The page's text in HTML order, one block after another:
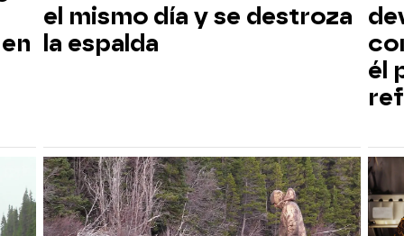
el mismo día y se destroza
la espalda
él